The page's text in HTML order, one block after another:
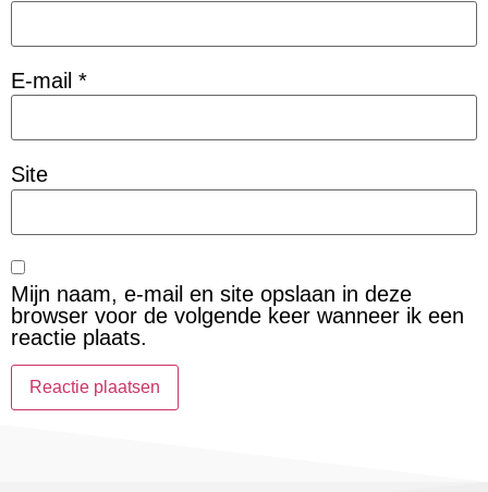
E-mail *
Site
Mijn naam, e-mail en site opslaan in deze
browser voor de volgende keer wanneer ik een
reactie plaats.